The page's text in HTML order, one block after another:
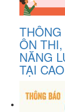
ÔN
NĂNG
TẠI